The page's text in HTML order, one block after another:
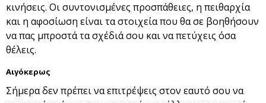
κινήσεις. Οι συντονισμένες προσπάθειες, η πειθαρχία
και η αφοσίωση είναι τα στοιχεία που θα σε βοηθήσουν
να πας μπροστά τα σχέδιά σου και να πετύχεις όσα
θέλεις.
Αιγόκερως
Σήμερα δεν πρέπει να επιτρέψεις στον εαυτό σου να